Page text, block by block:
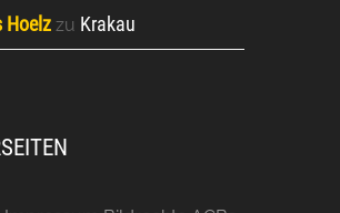
Hoelz zu Krakau